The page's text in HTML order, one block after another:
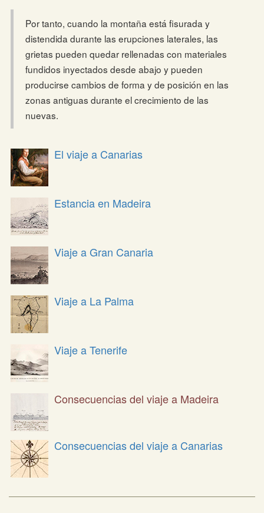
Por tanto, cuando la montaña está fisurada y
distendida durante las erupciones laterales, las
grietas pueden quedar rellenadas con materiales
fundidos inyectados desde abajo y pueden
producirse cambios de forma y de posición en las
zonas antiguas durante el crecimiento de las
nuevas.
El viaje a Canarias
Estancia en Madeira
Viaje a Gran Canaria
Viaje a La Palma
Viaje a Tenerife
Consecuencias del viaje a Madeira
Consecuencias del viaje a Canarias